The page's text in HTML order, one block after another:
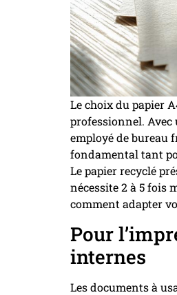
Le choix du papier
professionnel. Avec
employé de bureau
fondamental tant
Le papier recyclé
nécessite 2 à 5 fois
comment adapter
Pour
internes
Les documents à